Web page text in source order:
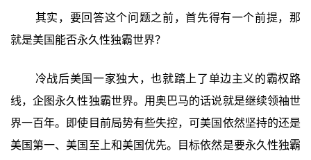
其实，要回答这个问题之前，首先得有一个前提，那
就是美国能否永久性独霸世界？
冷战后美国一家独大，也就踏上了单边主义的霸权路
线，企图永久性独霸世界。用奥巴马的话说就是继续领袖世
界一百年。即使目前局势有些失控，可美国依然坚持的还是
美国第一、美国至上和美国优先。目标依然是要永久性独霸